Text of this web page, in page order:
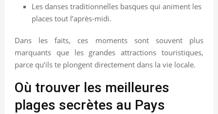
Les danses traditionnelles basques qui animent les
places tout l’après-midi.
Dans les faits, ces moments sont souvent plus
marquants que les grandes attractions touristiques,
parce qu’ils te plongent directement dans la vie locale.
Où trouver les meilleures
plages secrètes au Pays